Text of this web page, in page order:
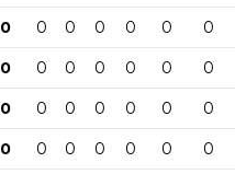
0 0 0 0 0 0 0
0 0 0 0 0 0 0
0 0 0 0 0 0 0
0 0 0 0 0 0 0